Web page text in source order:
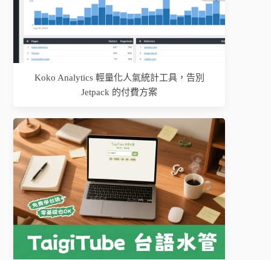
Koko Analytics 輕量化人氣統計工具，告別
Jetpack 的付費方案